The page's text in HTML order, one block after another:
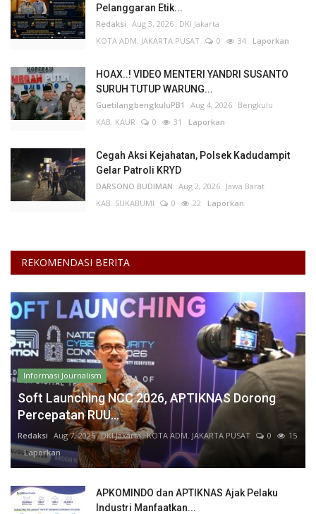
Pelanggaran Etik...
Redaksi Aug 3, 2026 DKI Jakarta
KOTA ADM. JAKARTA PUSAT
0 34 Laporkan
HOAX..! VIDEO MENTERI YANDRI SUSANTO
SURUH TUTUP WARUNG...
GuetilangbengkuluPB1 Aug 4, 2026 Bengkulu
KAB. KAUR
0 31 Laporkan
Cegah Aksi Kejahatan, Polsek Kadudampit
Gelar Patroli KRYD
DARSONO BUDIMAN Aug 2, 2026 Jawa Barat
KAB. SUKABUMI
0 22 Laporkan
REKOMENDASI BERITA
Informasi Journalism
Soft Launching NCC 2026, APTIKNAS Dorong
Percepatan RUU...
Redaksi Aug 7, 2026 DKI Jakarta KOTA ADM. JAKARTA PUSAT 0
15
Laporkan
APKOMINDO dan APTIKNAS Ajak Pelaku
Industri Manfaatkan...